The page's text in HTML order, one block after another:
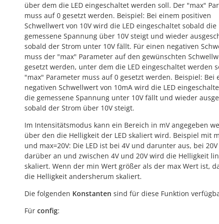
über dem die LED eingeschaltet werden soll. Der "max"
muss auf 0 gesetzt werden. Beispiel: Bei einem positiven
Schwellwert von 10V wird die LED eingeschaltet sobald die
gemessene Spannung über 10V steigt und wieder
sobald der Strom unter 10V fällt. Für einen negativen
muss der "max" Parameter auf den gewünschten
gesetzt werden, unter dem die LED eingeschaltet werden
"max" Parameter muss auf 0 gesetzt werden. Beispiel: Bei
negativen Schwellwert von 10mA wird die LED
die gemessene Spannung unter 10V fällt und wieder
sobald der Strom über 10V steigt.
Im Intensitätsmodus kann ein Bereich in mV angegeben
über den die Helligkeit der LED skaliert wird. Beispiel mit
und max=20V: Die LED ist bei 4V und darunter aus, bei
darüber an und zwischen 4V und 20V wird die Helligkeit
skaliert. Wenn der min Wert größer als der max Wert ist,
die Helligkeit andersherum skaliert.
Die folgenden Konstanten sind für diese Funktion
Für config: